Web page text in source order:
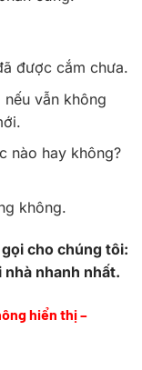
được cắm chưa.
vẫn không
nào hay không?
không.
cho chúng tôi:
nhanh nhất.
hiển thị –